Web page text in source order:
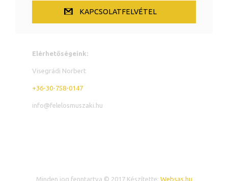
KAPCSOLATFELVÉTEL
Elérhetőségeink:
Visegrádi Norbert
+36-30-758-0147
info@felelosmuszaki.hu
Minden jog fenntartva © 2017 Készítette: Websas.hu